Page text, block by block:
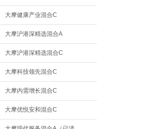
大摩健康产业混合C
大摩沪港深精选混合A
大摩沪港深精选混合C
大摩科技领先混合C
大摩内需增长混合C
大摩优悦安和混合C